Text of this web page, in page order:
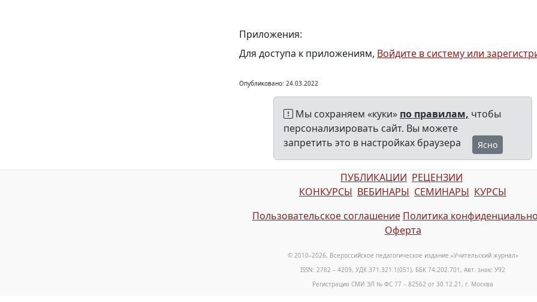
Приложения:
Для доступа к приложениям, Войдите в систему или
Опубликовано: 24.03.2022
Мы сохраняем «куки» по правилам, чтобы
персонализировать сайт. Вы можете
запретить это в настройках браузера
Ясно
ПУБЛИКАЦИИ РЕЦЕНЗИИ
КОНКУРСЫ ВЕБИНАРЫ СЕМИНАРЫ КУРСЫ
Пользовательское соглашение Политика
Оферта
© 2010–2026, Всероссийское педагогическое издание «Учительский журнал»
ISSN: 2782 – 4209, УДК 371.321.1(051), ББК 74.202.701, Авт. знак: У92
Регистрация СМИ ЭЛ № ФС 77 – 82562 от 30.12.21, г. Москва